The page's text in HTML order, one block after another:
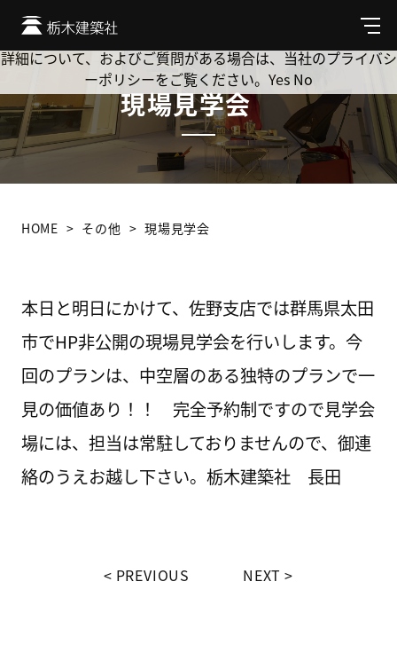
メ
ニ
ュ
現場見学会
HOME その他 現場見学会
本日と明日にかけて、佐野支店では群馬県太田
市でHP非公開の現場見学会を行いします。今
回のプランは、中空層のある独特のプランで一
見の価値あり！！ 完全予約制ですので見学会
場には、担当は常駐しておりませんので、御連
絡のうえお越し下さい。栃木建築社 長田
PREVIOUS NEXT
Cookie を使用して、お客様の活動を追跡してもよろしいです
か? 当社ではお客様のプライバシーを極めて重視しています。
詳細について、およびご質問がある場合は、当社のプライバシ
ーポリシーをご覧ください。 Yes No